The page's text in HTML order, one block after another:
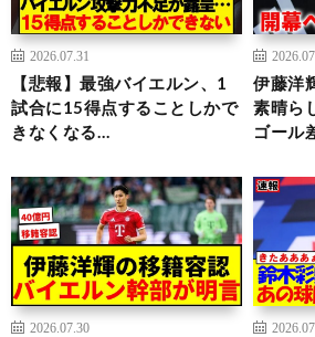
2026.07.31
【悲報】最強バイエルン、1
試合に15得点することしかで
きなくなる…
伊藤洋
素晴ら
ゴール
2026.07.30